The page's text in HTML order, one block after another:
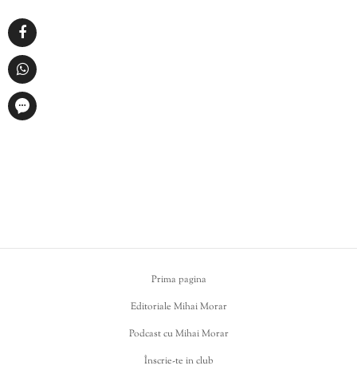
Prima pagina
Editoriale Mihai Morar
Podcast cu Mihai Morar
Înscrie-te in club